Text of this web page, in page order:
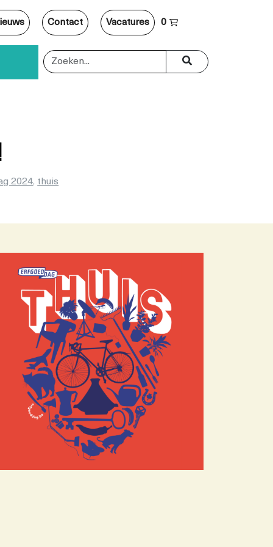
Contact Vacatures 0
2024, thuis